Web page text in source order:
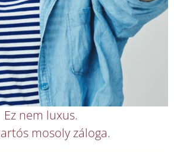
Ez nem luxus.
mosoly záloga.